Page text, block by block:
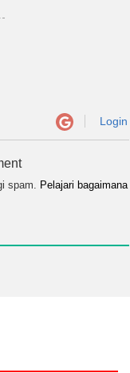
Login
spam. Pelajari bagaimana